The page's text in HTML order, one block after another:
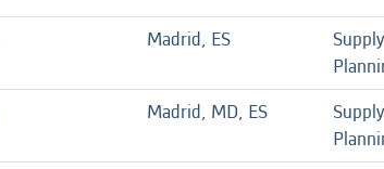
Madrid, ES
Madrid, MD, ES